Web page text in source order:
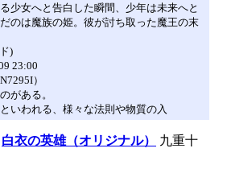
女へと告白した瞬間、少年は未来へと
のは魔族の姫。彼が討ち取った魔王の末
)
23:00
）
がある。
いわれる、様々な法則や物質の入
白衣の英雄（オリジナル）
九重十